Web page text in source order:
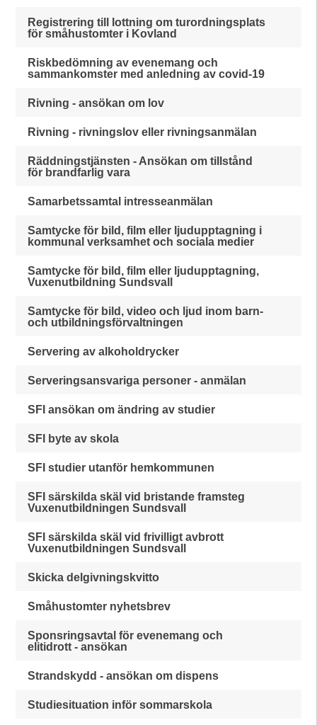
Registrering till lottning om turordningsplats
för småhustomter i Kovland
Riskbedömning av evenemang och
sammankomster med anledning av covid-19
Rivning - ansökan om lov
Rivning - rivningslov eller rivningsanmälan
Räddningstjänsten - Ansökan om tillstånd
för brandfarlig vara
Samarbetssamtal intresseanmälan
Samtycke för bild, film eller ljudupptagning i
kommunal verksamhet och sociala medier
Samtycke för bild, film eller ljudupptagning,
Vuxenutbildning Sundsvall
Samtycke för bild, video och ljud inom barn-
och utbildningsförvaltningen
Servering av alkoholdrycker
Serveringsansvariga personer - anmälan
SFI ansökan om ändring av studier
SFI byte av skola
SFI studier utanför hemkommunen
SFI särskilda skäl vid bristande framsteg
Vuxenutbildningen Sundsvall
SFI särskilda skäl vid frivilligt avbrott
Vuxenutbildningen Sundsvall
Skicka delgivningskvitto
Småhustomter nyhetsbrev
Sponsringsavtal för evenemang och
elitidrott - ansökan
Strandskydd - ansökan om dispens
Studiesituation inför sommarskola